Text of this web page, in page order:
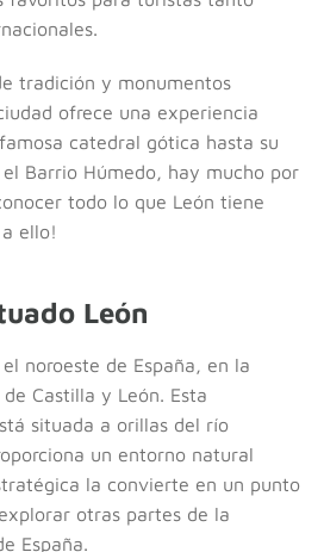
tradición y monumentos
ofrece una experiencia
catedral gótica hasta su
Barrio Húmedo, hay mucho por
todo lo que León tiene
ello!
León
noroeste de España, en la
Castilla y León. Esta
situada a orillas del río
un entorno natural
la convierte en un punto
otras partes de la
España.